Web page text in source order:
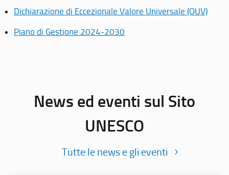
Dichiarazione di Eccezionale Valore Universale (OUV)
Piano di Gestione 2024-2030
News ed eventi sul Sito
UNESCO
Tutte le news e gli eventi